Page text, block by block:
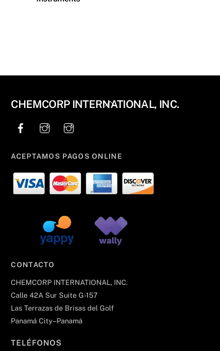
Back
CHEMCORP INTERNATIONAL, INC.
ACEPTAMOS PAGOS ONLINE
CONTACTO
CHEMCORP INTERNATIONAL, INC.
Calle 42A Sur Suite G-157
Las Terrazas de Brisas del Golf
Panamá City–Panamá
TELÉFONOS